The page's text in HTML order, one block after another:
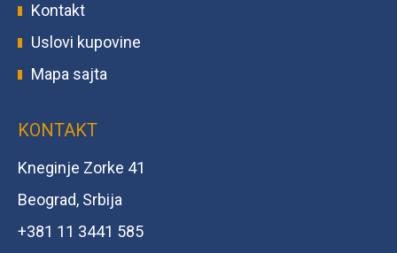
Kontakt
Uslovi kupovine
Mapa sajta
KONTAKT
Kneginje Zorke 41
Beograd, Srbija
+381 11 3441 585